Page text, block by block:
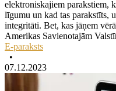
elektroniskajiem parakstiem,
līgumu un kad tas parakstīts,
integritāti. Bet, kas jāņem
Amerikas Savienotajām
E-paraksts
•
07.12.2023